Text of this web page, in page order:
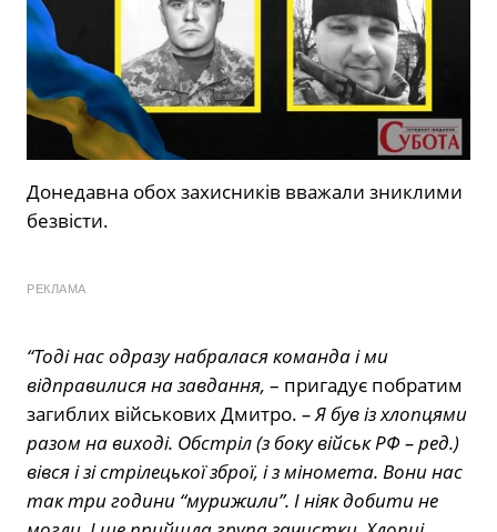
Донедавна обох захисників вважали зниклими
безвісти.
РЕКЛАМА
“Тоді нас одразу набралася команда і ми
відправилися на завдання, – пригадує побратим
загиблих військових Дмитро. – Я був із хлопцями
разом на виході. Обстріл (з боку військ РФ – ред.)
вівся і зі стрілецької зброї, і з міномета. Вони нас
так три години “мурижили”. І ніяк добити не